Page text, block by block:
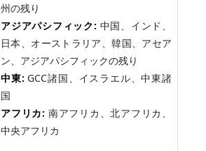
州の残り
アジアパシフィック: 中国、インド、
日本、オーストラリア、韓国、アセア
ン、アジアパシフィックの残り
中東: GCC諸国、イスラエル、中東諸
国
アフリカ: 南アフリカ、北アフリカ、
中央アフリカ